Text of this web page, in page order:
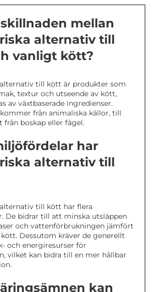
mellan
alternativ till
vanligt kött?
till kött är produkter som
textur och utseende av kött,
av växtbaserade ingredienser.
från animaliska källor, till
från boskap eller fågel.
har
alternativ till
till kött har flera
De bidrar till att minska utsläppen
och vattenförbrukningen jämfört
Dessutom kräver de generellt
och energiresurser för
vilket kan bidra till en mer hållbar
kan